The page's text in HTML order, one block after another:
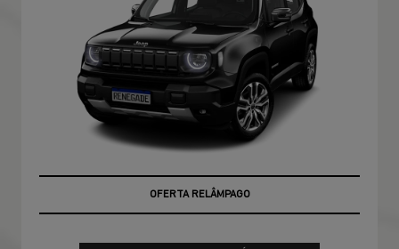
OFERTA RELÂMPAGO
CONDIÇÃO IMPERDÍVEL